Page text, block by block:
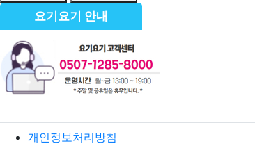
요기요기 안내
개인정보처리방침